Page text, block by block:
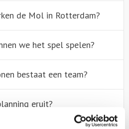
de Mol in Rotterdam?
we het spel spelen?
bestaat een team?
eruit?